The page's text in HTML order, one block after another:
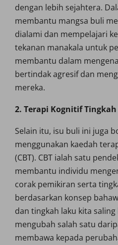
dengan lebih sejahtera.
membantu mangsa buli
dialami dan mempelajari
tekanan manakala untuk
membantu dalam
bertindak agresif dan
mereka.
2. Terapi Kognitif Tingkah
Selain itu, isu buli ini juga
menggunakan kaedah
(CBT). CBT ialah satu
membantu individu
corak pemikiran serta
berdasarkan konsep
dan tingkah laku kita
mengubah salah satu
membawa kepada